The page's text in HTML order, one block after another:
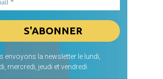
envoyons la newsletter le lundi,
mercredi, jeudi et vendredi